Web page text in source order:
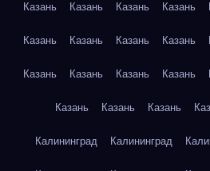
Казань Казань Казань Казань
Казань Казань Казань Казань
Казань Казань Казань Казань
Казань Казань Казань
Калининград Калининград